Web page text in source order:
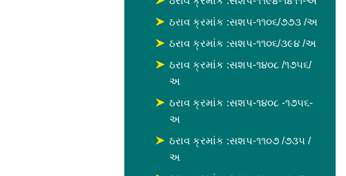
ઠરાવ ક્રમાંક :સશપ-૧૧૦૬/૭૭૩ /અ
ઠરાવ ક્રમાંક :સશપ-૧૧૦૬/૩૯૪ /અ
ઠરાવ ક્રમાંક :સશપ-૧૪૦૮ /૧૭૫૬/
અ
ઠરાવ ક્રમાંક :સશપ-૧૪૦૮ -૧૭૫૬-
અ
ઠરાવ ક્રમાંક :સશપ-૧૧૦૭ /૭૩૫ /
અ